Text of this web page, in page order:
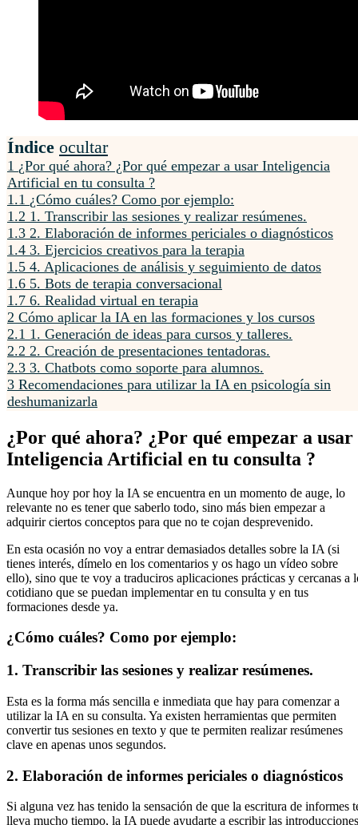
Índice ocultar
1 ¿Por qué ahora? ¿Por qué empezar a usar Inteligencia
Artificial en tu consulta ?
1.1 ¿Cómo cuáles? Como por ejemplo:
1.2 1. Transcribir las sesiones y realizar resúmenes.
1.3 2. Elaboración de informes periciales o diagnósticos
1.4 3. Ejercicios creativos para la terapia
1.5 4. Aplicaciones de análisis y seguimiento de datos
1.6 5. Bots de terapia conversacional
1.7 6. Realidad virtual en terapia
2 Cómo aplicar la IA en las formaciones y los cursos
2.1 1. Generación de ideas para cursos y talleres.
2.2 2. Creación de presentaciones tentadoras.
2.3 3. Chatbots como soporte para alumnos.
3 Recomendaciones para utilizar la IA en psicología sin
deshumanizarla
¿Por qué ahora? ¿Por qué empezar a usar
Inteligencia Artificial en tu consulta ?
Aunque hoy por hoy la IA se encuentra en un momento de auge, lo
relevante no es tener que saberlo todo, sino más bien empezar a
adquirir ciertos conceptos para que no te cojan desprevenido.
En esta ocasión no voy a entrar demasiados detalles sobre la IA (si
tienes interés, dímelo en los comentarios y os hago un vídeo sobre
ello), sino que te voy a traduciros aplicaciones prácticas y cercanas a
cotidiano que se puedan implementar en tu consulta y en tus
formaciones desde ya.
¿Cómo cuáles? Como por ejemplo:
1. Transcribir las sesiones y realizar resúmenes.
Esta es la forma más sencilla e inmediata que hay para comenzar a
utilizar la IA en su consulta. Ya existen herramientas que permiten
convertir tus sesiones en texto y que te permiten realizar resúmenes
clave en apenas unos segundos.
2. Elaboración de informes periciales o diagnósticos
Si alguna vez has tenido la sensación de que la escritura de informes
lleva mucho tiempo, la IA puede ayudarte a escribir las introducciones